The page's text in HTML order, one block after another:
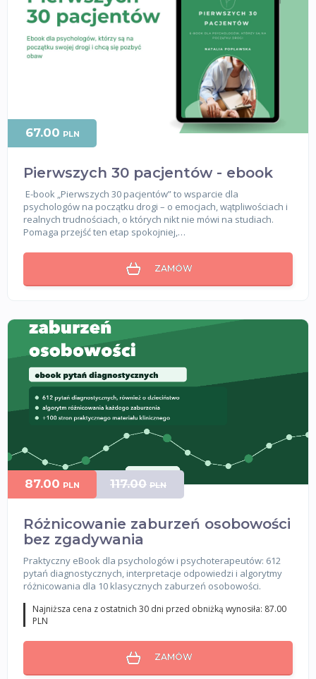
Pierwszych 30 pacjentów - ebook
E-book „Pierwszych 30 pacjentów” to wsparcie dla
psychologów na początku drogi – o emocjach, wątpliwościach i
realnych trudnościach, o których nikt nie mówi na studiach.
Pomaga przejść ten etap spokojniej,…
67.00 PLN
ZAMÓW
Różnicowanie zaburzeń osobowości
bez zgadywania
Praktyczny eBook dla psychologów i psychoterapeutów: 612
pytań diagnostycznych, interpretacje odpowiedzi i algorytmy
różnicowania dla 10 klasycznych zaburzeń osobowości.
Najniższa cena z ostatnich 30 dni przed obniżką wynosiła: 87.00
PLN
87.00 PLN 117.00 PLN
ZAMÓW